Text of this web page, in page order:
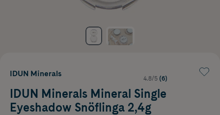
IDUN Minerals
4.8/5 (6)
IDUN Minerals Mineral Single
Eyeshadow Snöflinga 2,4g